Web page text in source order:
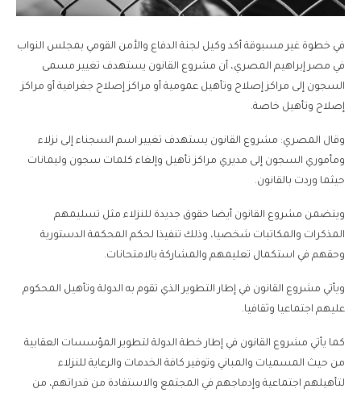
في خطوة غير مسبوقة أكد وكيل لجنة الدفاع والأمن القومي بمجلس النواب
في مصر إبراهيم المصري، أن مشروع القانون يستهدف تغيير مسمى
السجون إلى مراكز إصلاح وتأهيل عمومية أو مراكز إصلاح جغرافية أو مراكز
إصلاح وتأهيل خاصة.
وقال المصري: مشروع القانون يستهدف تغيير اسم السجناء إلى نزلاء
ومأموري السجون إلى مديري مراكز تأهيل وإلغاء كلمات سجون وليمانات
حيثما وردت بالقانون.
ويتضمن مشروع القانون أيضا حقوق جديدة للنزلاء مثل تسليمهم
المذكرات والمكاتبات شخصيا، وذلك تنفيذا لحكم المحكمة الدستورية
وحقهم في استكمال تعليمهم والمشاركة بالامتحانات.
ويأتي مشروع القانون في إطار التطوير الذي تقوم به الدولة وتأهيل المحكوم
عليهم اجتماعيا وثقافيا.
كما يأتي مشروع القانون في إطار خطة الدولة لتطوير المؤسسات العقابية
من حيث المسميات والمباني وتوفير كافة الخدمات والرعاية للنزلاء
لتأهيلهم اجتماعية وإدماجهم في المجتمع والاستفادة من قدراتهم، من